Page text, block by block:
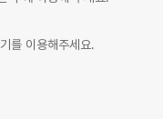
를 이용해주세요.